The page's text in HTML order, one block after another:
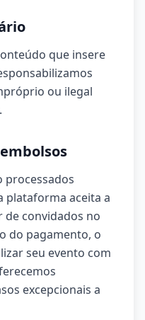
que insere
ou ilegal
processados
plataforma aceita a
de convidados no
do pagamento, o
seu evento com
excepcionais a